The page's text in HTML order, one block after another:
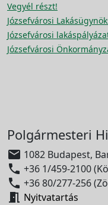
Vegyél részt!
Józsefvárosi
Józsefvárosi
Józsefvárosi
Polgármesteri
 1082 Budapest,
 +36 1/459-2100
 +36 80/277-256
 Nyitvatartás